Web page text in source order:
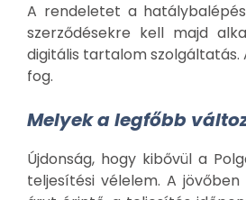
A rendeletet a
szerződésekre kell majd
digitális tartalom
fog.
Melyek a legfőbb
Újdonság, hogy kibővül a
teljesítési vélelem. A